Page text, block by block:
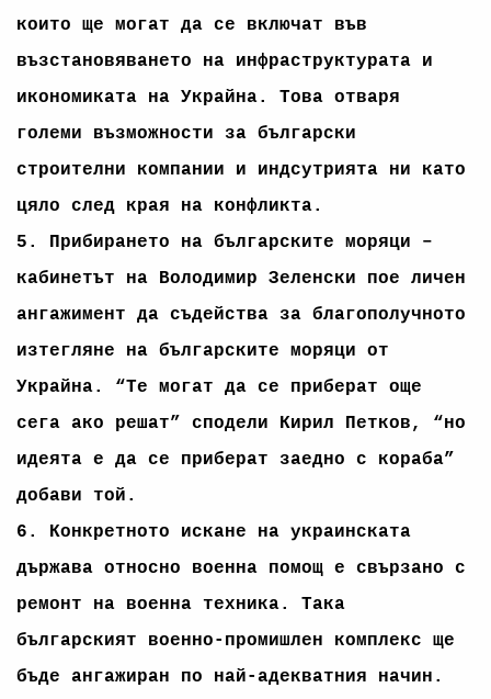
които ще могат да се включат във
възстановяването на инфраструктурата и
икономиката на Украйна. Това отваря
големи възможности за български
строителни компании и индсутрията ни като
цяло след края на конфликта.
5. Прибирането на българските моряци –
кабинетът на Володимир Зеленски пое личен
ангажимент да съдейства за благополучното
изтегляне на българските моряци от
Украйна. “Те могат да се приберат още
сега ако решат” сподели Кирил Петков, “но
идеята е да се приберат заедно с кораба”
добави той.
6. Конкретното искане на украинската
държава относно военна помощ е свързано с
ремонт на военна техника. Така
българският военно-промишлен комплекс ще
бъде ангажиран по най-адекватния начин.